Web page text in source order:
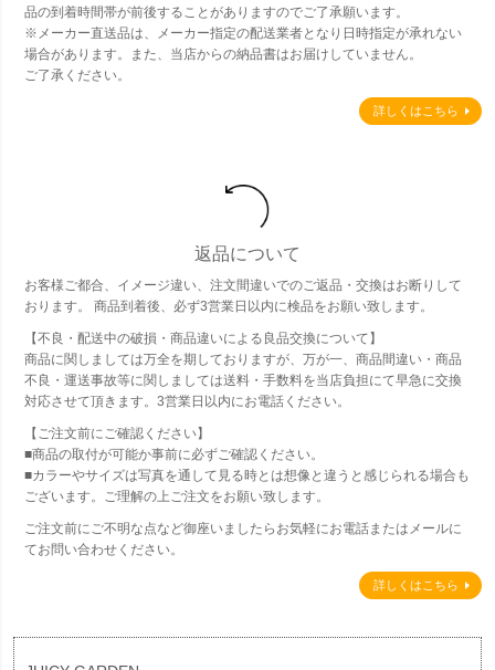
品の到着時間帯が前後することがありますのでご了承願います。
※メーカー直送品は、メーカー指定の配送業者となり日時指定が承れない
場合があります。また、当店からの納品書はお届けしていません。
ご了承ください。
詳しくはこちら
返品について
お客様ご都合、イメージ違い、注文間違いでのご返品・交換はお断りして
おります。 商品到着後、必ず3営業日以内に検品をお願い致します。
【不良・配送中の破損・商品違いによる良品交換について】
商品に関しましては万全を期しておりますが、万が一、商品間違い・商品
不良・運送事故等に関しましては送料・手数料を当店負担にて早急に交換
対応させて頂きます。3営業日以内にお電話ください。
【ご注文前にご確認ください】
■商品の取付が可能か事前に必ずご確認ください。
■カラーやサイズは写真を通して見る時とは想像と違うと感じられる場合も
ございます。ご理解の上ご注文をお願い致します。
ご注文前にご不明な点など御座いましたらお気軽にお電話またはメールに
てお問い合わせください。
詳しくはこちら